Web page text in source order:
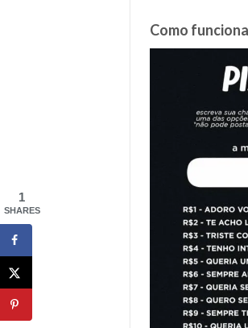
Como
1
SHARES